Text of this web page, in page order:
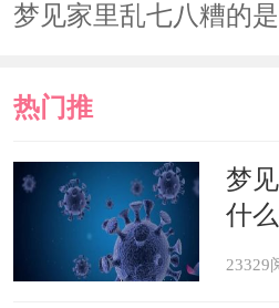
梦见家里乱七八糟的
热门推
荐
梦
什
23329